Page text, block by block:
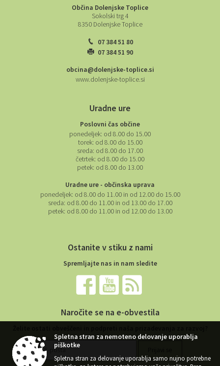
Občina Dolenjske Toplice
Sokolski trg 4
8350 Dolenjske Toplice
07 384 51 80
07 384 51 90
obcina@dolenjske-toplice.si
www.dolenjske-toplice.si
Uradne ure
Poslovni čas občine
ponedeljek: od 8.00 do 15.00
torek: od 8.00 do 15.00
sreda: od 8.00 do 17.00
četrtek: od 8.00 do 15.00
petek: od 8.00 do 13.00
Uradne ure - občinska uprava
ponedeljek: od 8.00 do 11.00 in od 12.00 do 15.00
sreda: od 8.00 do 11.00 in od 13.00 do 17.00
petek: od 8.00 do 11.00 in od 12.00 do 13.00
Ostanite v stiku z nami
Spremljajte nas in nam sledite
Naročite se na e-obvestila
Spletna stran za nemoteno delovanje uporablja
piškotke
Spletna stran za delovanje uporablja samo nujno potrebne